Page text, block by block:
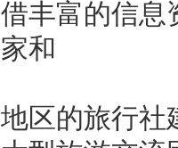
借丰富的信息
家和
地区的旅行社